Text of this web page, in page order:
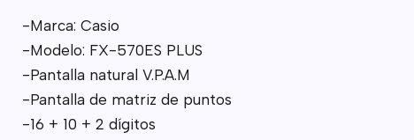
-Marca: Casio
-Modelo: FX-570ES PLUS
-Pantalla natural V.P.A.M
-Pantalla de matriz de puntos
-16 + 10 + 2 dígitos